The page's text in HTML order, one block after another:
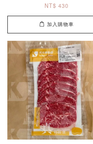
NT$ 430
加入購物車